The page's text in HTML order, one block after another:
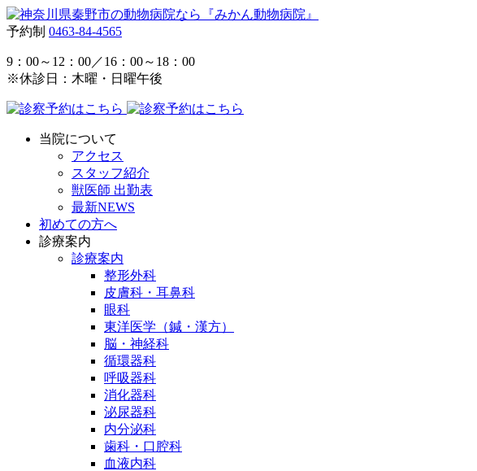
予約制 0463-84-4565
9：00～12：00／16：00～18：00
※休診日：木曜・日曜午後
当院について
アクセス
スタッフ紹介
獣医師 出勤表
最新NEWS
初めての方へ
診療案内
診療案内
整形外科
皮膚科・耳鼻科
眼科
東洋医学（鍼・漢方）
脳・神経科
循環器科
呼吸器科
消化器科
泌尿器科
内分泌科
歯科・口腔科
血液内科